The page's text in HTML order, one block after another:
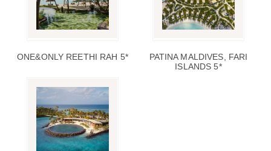
ONE&ONLY REETHI RAH 5*
PATINA MALDIVES, FARI
ISLANDS 5*